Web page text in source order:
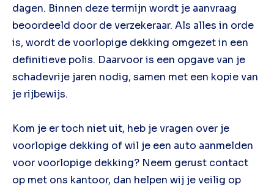
dagen. Binnen deze termijn wordt je aanvraag
beoordeeld door de verzekeraar. Als alles in orde
is, wordt de voorlopige dekking omgezet in een
definitieve polis. Daarvoor is een opgave van je
schadevrije jaren nodig, samen met een kopie van
je rijbewijs.
Kom je er toch niet uit, heb je vragen over je
voorlopige dekking of wil je een auto aanmelden
voor voorlopige dekking? Neem gerust contact
op met ons kantoor, dan helpen wij je veilig op